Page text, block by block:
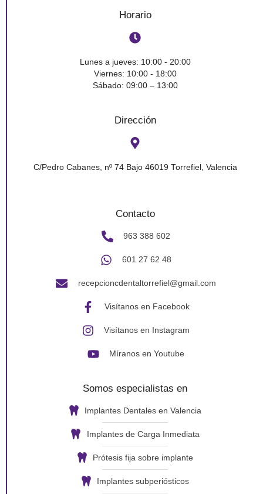
Horario
Lunes a jueves: 10:00 - 20:00
Viernes: 10:00 - 18:00
Sábado: 09:00 – 13:00
Dirección
C/Pedro Cabanes, nº 74 Bajo 46019 Torrefiel, Valencia
Contacto
963 388 602
601 27 62 48
recepcioncdentaltorrefiel@gmail.com
Visítanos en Facebook
Visítanos en Instagram
Míranos en Youtube
Somos especialistas en
Implantes Dentales en Valencia
Implantes de Carga Inmediata
Prótesis fija sobre implante
Implantes subperiósticos